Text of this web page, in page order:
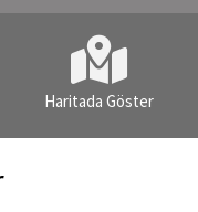
Haritada Göster